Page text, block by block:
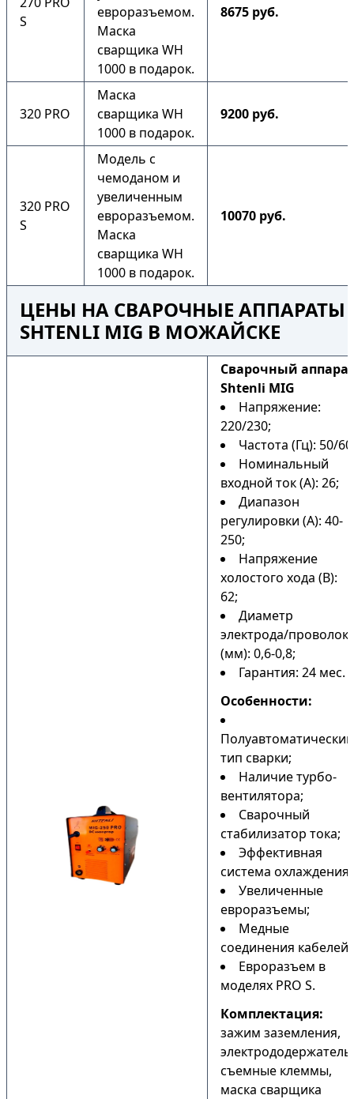
S
евроразъемом.
Маска
сварщика WH
1000 в подарок.
8675 руб.
320 PRO
Маска
сварщика WH
1000 в подарок.
9200 руб.
320 PRO
S
Модель с
чемоданом и
увеличенным
евроразъемом.
Маска
сварщика WH
1000 в подарок.
10070 руб.
ЦЕНЫ НА СВАРОЧНЫЕ АППАРАТЫ
SHTENLI MIG В МОЖАЙСКЕ
Сварочный
Shtenli MIG
Напряжение:
220/230;
Частота (Гц): 50/
Номинальный
входной ток (А): 26;
Диапазон
регулировки (А): 40-
250;
Напряжение
холостого хода (В):
62;
Диаметр
электрода/
(мм): 0,6-0,8;
Гарантия: 24 мес.
Особенности:
Полуавтоматический
тип сварки;
Наличие турбо-
вентилятора;
Сварочный
стабилизатор тока;
Эффективная
система охлаждения;
Увеличенные
евроразъемы;
Медные
соединения кабелей;
Евроразъем в
моделях PRO S.
Комплектация:
зажим заземления,
электрододержатель,
съемные клеммы,
маска сварщика